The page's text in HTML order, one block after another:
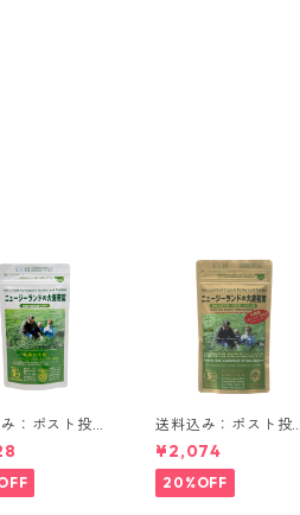
：ポスト投
ージーランド
若葉 90g
送料込み：ポスト投
函：乳酸菌入りニュー
ジーランドの大麦若葉
90g
¥2,074
20%OFF